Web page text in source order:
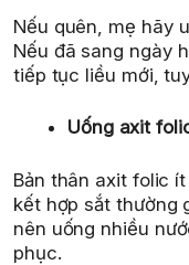
Nếu quên, mẹ hãy
Nếu đã sang ngày
tiếp tục liều mới,
Uống axit
Bản thân axit folic
kết hợp sắt thường
nên uống nhiều
phục.